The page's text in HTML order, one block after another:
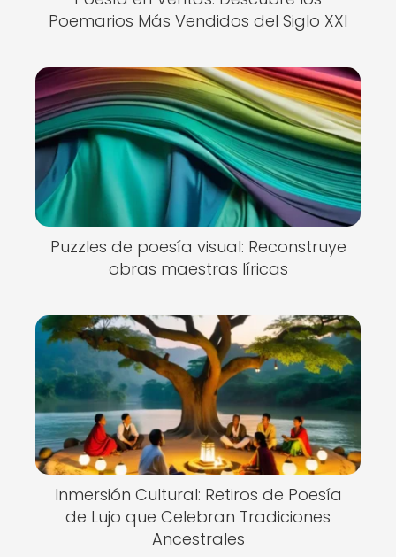
Poemarios Más Vendidos del Siglo XXI
Puzzles de poesía visual: Reconstruye
obras maestras líricas
Inmersión Cultural: Retiros de Poesía
de Lujo que Celebran Tradiciones
Ancestrales